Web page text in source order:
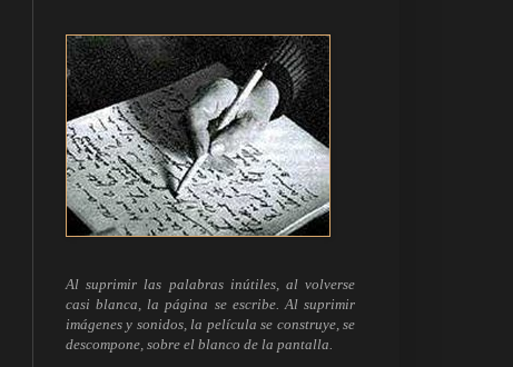
Al suprimir las palabras inútiles, al volverse
casi blanca, la página se escribe. Al suprimir
imágenes y sonidos, la película se construye, se
descompone, sobre el blanco de la pantalla.